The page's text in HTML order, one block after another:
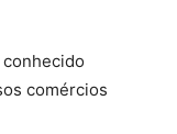
comércios